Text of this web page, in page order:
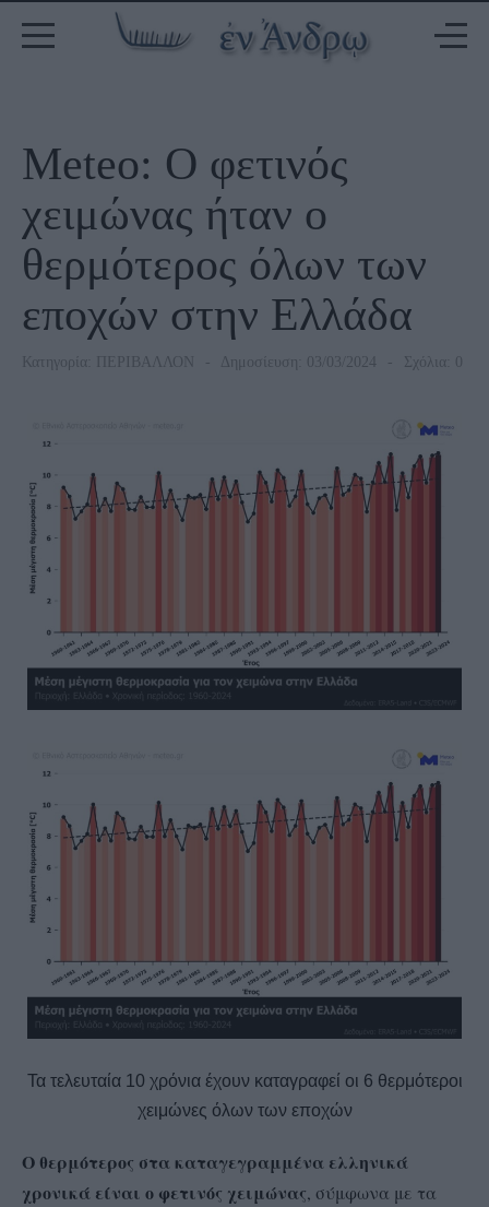
Meteo: Ο φετινός
χειμώνας ήταν ο
θερμότερος όλων των
εποχών στην Ελλάδα
Κατηγορία: ΠΕΡΙΒΑΛΛΟΝ Δημοσίευση: 03/03/2024 Σχόλια: 0
Τα τελευταία 10 χρόνια έχουν καταγραφεί οι 6 θερμότεροι
χειμώνες όλων των εποχών
Ο θερμότερος στα καταγεγραμμένα ελληνικά
χρονικά είναι ο φετινός χειμώνας, σύμφωνα με τα